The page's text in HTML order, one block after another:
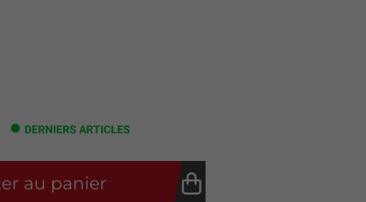
DERNIERS ARTICLES
au panier